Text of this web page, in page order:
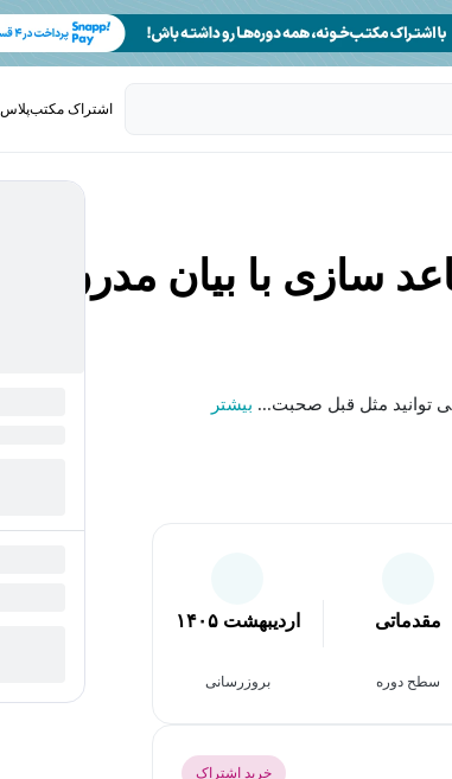
اشتراک مکتب‌پلاس
سازی با بیان مدرن
توانید مثل قبل صحبت... بیشتر
مقدماتی
سطح دوره بروزرسانی
اردیبهشت ۱۴۰۵
خرید اشتراک